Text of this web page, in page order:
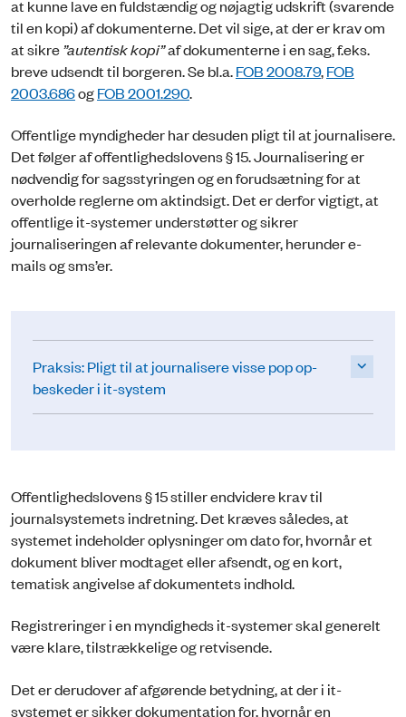
at kunne lave en fuldstændig og nøjagtig udskrift (svarende
til en kopi) af dokumenterne. Det vil sige, at der er krav om
at sikre”autentisk kopi”af dokumenterne i en sag, f.eks.
breve udsendt til borgeren. Se bl.a.FOB 2008.79,FOB
2003.686ogFOB 2001.290.
Offentlige myndigheder har desuden pligt til at journalisere.
Det følger af offentlighedslovens § 15. Journalisering er
nødvendig for sagsstyringen og en forudsætning for at
overholde reglerne om aktindsigt. Det er derfor vigtigt, at
offentlige it-systemer understøtter og sikrer
journaliseringen af relevante dokumenter, herunder e-
mails og sms’er.
Praksis: Pligt til at journalisere visse pop op-
beskeder i it-system
Offentlighedslovens § 15 stiller endvidere krav til
journalsystemets indretning. Det kræves således, at
systemet indeholder oplysninger om dato for, hvornår et
dokument bliver modtaget eller afsendt, og en kort,
tematisk angivelse af dokumentets indhold.
Registreringer i en myndigheds it-systemer skal generelt
være klare, tilstrækkelige og retvisende.
Det er derudover af afgørende betydning, at der i it-
systemet er sikker dokumentation for, hvornår en